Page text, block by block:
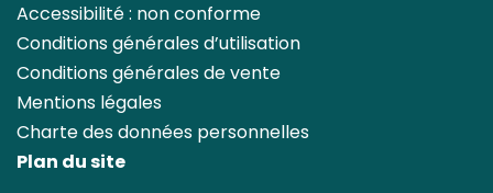
Accessibilité : non conforme
Conditions générales d’utilisation
Conditions générales de vente
Mentions légales
Charte des données personnelles
Plan du site